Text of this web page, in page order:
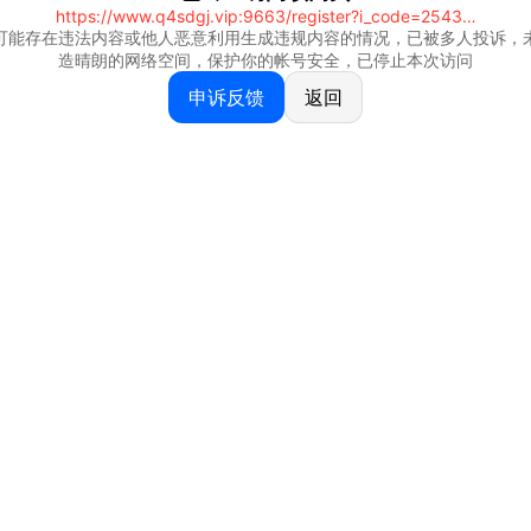
https://www.q4sdgj.vip:9663/register?i_code=25430844
能存在违法内容或他人恶意利用生成违规内容的情况，已被多人投诉，
造晴朗的网络空间，保护你的帐号安全，已停止本次访问
申诉反馈 返回